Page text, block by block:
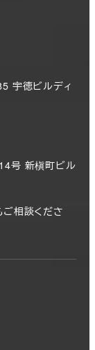
宇徳ビルディ
号 新槇町ビル
ご相談くださ